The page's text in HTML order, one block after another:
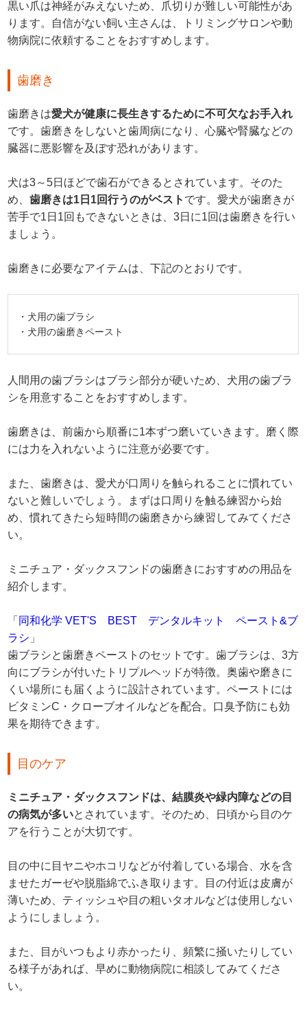
黒い爪は神経がみえないため、爪切りが難しい可能性があ
ります。自信がない飼い主さんは、トリミングサロンや動
物病院に依頼することをおすすめします。
歯磨き
歯磨きは愛犬が健康に長生きするために不可欠なお手入れ
です。歯磨きをしないと歯周病になり、心臓や腎臓などの
臓器に悪影響を及ぼす恐れがあります。
犬は3～5日ほどで歯石ができるとされています。そのた
め、歯磨きは1日1回行うのがベスト です。愛犬が歯磨きが
苦手で1日1回もできないときは、3日に1回は歯磨きを行い
ましょう。
歯磨きに必要なアイテムは、下記のとおりです。
・犬用の歯ブラシ
・犬用の歯磨きペースト
人間用の歯ブラシはブラシ部分が硬いため、犬用の歯ブラ
シを用意することをおすすめします。
歯磨きは、前歯から順番に1本ずつ磨いていきます。磨く際
には力を入れないように注意が必要です。
また、歯磨きは、愛犬が口周りを触られることに慣れてい
ないと難しいでしょう。まずは口周りを触る練習から始
め、慣れてきたら短時間の歯磨きから練習してみてくださ
い。
ミニチュア・ダックスフンドの歯磨きにおすすめの用品を
紹介します。
「 同和化学 VET'S BEST デンタルキット ペースト&ブ
ラシ 」
歯ブラシと歯磨きペーストのセットです。歯ブラシは、3方
向にブラシが付いたトリプルヘッドが特徴。奥歯や磨きに
くい場所にも届くように設計されています。ペーストには
ビタミンC・クローブオイルなどを配合。口臭予防にも効
果を期待できます。
目のケア
ミニチュア・ダックスフンドは、結膜炎や緑内障などの目
の病気が多いとされています。そのため、日頃から目のケ
アを行うことが大切です。
目の中に目ヤニやホコリなどが付着している場合、水を含
ませたガーゼや脱脂綿でふき取ります。目の付近は皮膚が
薄いため、ティッシュや目の粗いタオルなどは使用しない
ようにしましょう。
また、目がいつもより赤かったり、頻繁に掻いたりしてい
る様子があれば、早めに動物病院に相談してみてくださ
い。